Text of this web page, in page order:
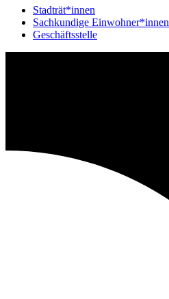
Stadträt*innen
Sachkundige Einwohner*innen
Geschäftsstelle